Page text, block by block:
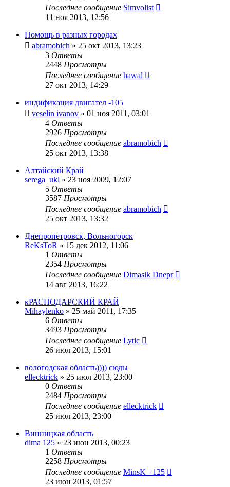
Последнее сообщение Simvolist
11 ноя 2013, 12:56
Помощь в разных городах
abramobich » 25 окт 2013, 13:23
3 Ответы
2448 Просмотры
Последнее сообщение hawal
27 окт 2013, 14:29
индификация двигател -105
veselin ivanov » 01 ноя 2011, 03:01
4 Ответы
2926 Просмотры
Последнее сообщение abramobich
25 окт 2013, 13:38
Алтайский Край
serega_ukl » 23 ноя 2009, 12:07
5 Ответы
3587 Просмотры
Последнее сообщение abramobich
25 окт 2013, 13:32
Днепропетровск, Вольногорск
ReKsToR » 15 дек 2012, 11:06
1 Ответы
2354 Просмотры
Последнее сообщение Dimasik Dnepr
14 авг 2013, 16:22
кРАСНОДАРСКИЙ КРАЙ
Mihaylenko » 25 май 2011, 17:35
6 Ответы
3493 Просмотры
Последнее сообщение Lytic
26 июл 2013, 15:01
вологодская область)))) сюды
ellecktrick » 25 июл 2013, 23:00
0 Ответы
2484 Просмотры
Последнее сообщение ellecktrick
25 июл 2013, 23:00
Винницкая область
dima 125 » 23 июн 2013, 00:23
1 Ответы
2258 Просмотры
Последнее сообщение MinsK +125
23 июн 2013, 01:57